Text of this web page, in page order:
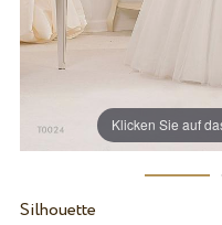
Klicken Sie auf
Silhouette